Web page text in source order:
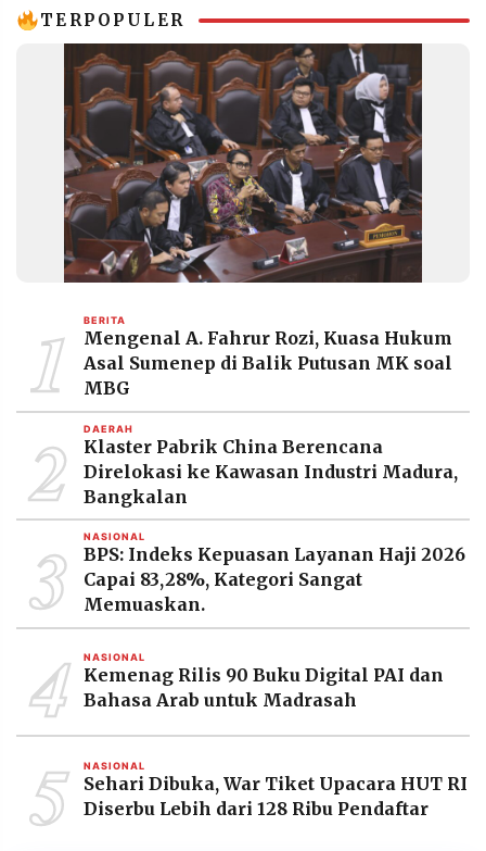
IKUTI
RESOLUSI
MEDIA
©
Resolusi.co
-
PT.
RESOLUSI
MEDIA
PRAMUDITA
TERPOPULER
1 BERITA
Mengenal A. Fahrur Rozi, Kuasa Hukum
Asal Sumenep di Balik Putusan MK soal
MBG
2 DAERAH
Klaster Pabrik China Berencana
Direlokasi ke Kawasan Industri Madura,
Bangkalan
3 NASIONAL
BPS: Indeks Kepuasan Layanan Haji 2026
Capai 83,28%, Kategori Sangat
Memuaskan.
4 NASIONAL
Kemenag Rilis 90 Buku Digital PAI dan
Bahasa Arab untuk Madrasah
5 NASIONAL
Sehari Dibuka, War Tiket Upacara HUT RI
Diserbu Lebih dari 128 Ribu Pendaftar